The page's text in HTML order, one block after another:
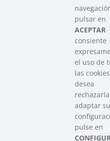
Asociación que
del Tercer
Iparraguirre, 9
946
pulsar en
ACEPTAR
consiente
el uso de
las
desea
adaptar su
pulse en